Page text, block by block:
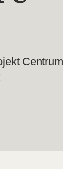
Centrum